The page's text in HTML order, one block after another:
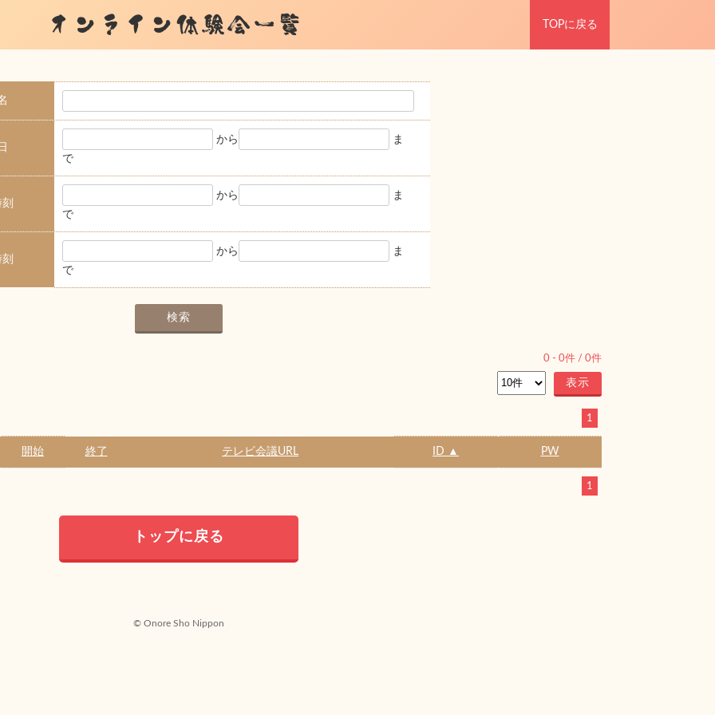
オンライン体験会一覧 TOPに戻る
から
ま
で
から
ま
で
から
ま
で
0 - 0件 / 0件
1
開始 終了 テレビ会議URL ID ▲ PW
1
トップに戻る
© Onore Sho Nippon